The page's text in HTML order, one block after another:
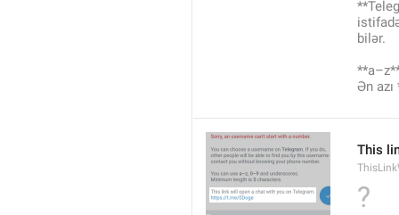
bilər.
Ən azı
This
?